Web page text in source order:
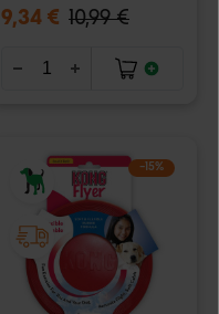
9,34 € 10,99 €
−15%